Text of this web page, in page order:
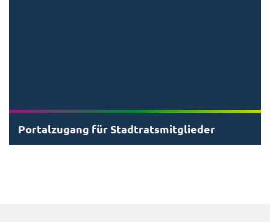
Portalzugang für Stadtratsmitglieder